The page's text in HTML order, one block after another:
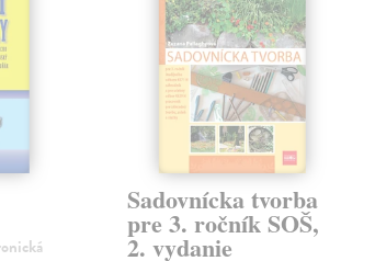
Sadovnícka tvorba
pre 3. ročník SOŠ,
2. vydanie